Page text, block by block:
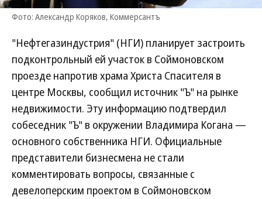
Фото: Александр Коряков, Коммерсантъ
"Нефтегазиндустрия" (НГИ) планирует застроить
подконтрольный ей участок в Соймоновском
проезде напротив храма Христа Спасителя в
центре Москвы, сообщил источник "Ъ" на рынке
недвижимости. Эту информацию подтвердил
собеседник "Ъ" в окружении Владимира Когана —
основного собственника НГИ. Официальные
представители бизнесмена не стали
комментировать вопросы, связанные с
девелоперским проектом в Соймоновском